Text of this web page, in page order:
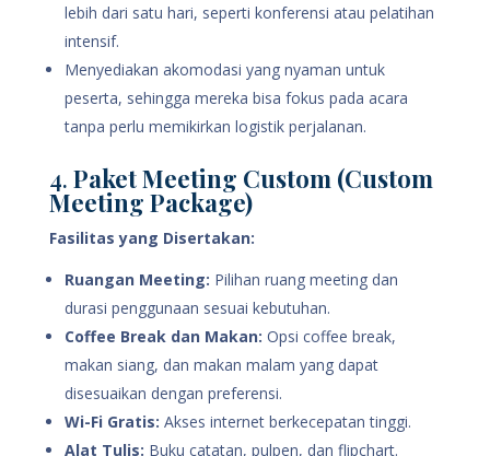
lebih dari satu hari, seperti konferensi atau pelatihan
intensif.
Menyediakan akomodasi yang nyaman untuk
peserta, sehingga mereka bisa fokus pada acara
tanpa perlu memikirkan logistik perjalanan.
4. Paket Meeting Custom (Custom
Meeting Package)
Fasilitas yang Disertakan:
Ruangan Meeting: Pilihan ruang meeting dan
durasi penggunaan sesuai kebutuhan.
Coffee Break dan Makan: Opsi coffee break,
makan siang, dan makan malam yang dapat
disesuaikan dengan preferensi.
Wi-Fi Gratis: Akses internet berkecepatan tinggi.
Alat Tulis: Buku catatan, pulpen, dan flipchart.